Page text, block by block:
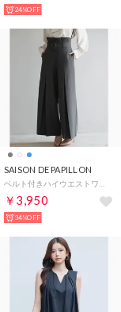
24%OFF
SAISON DE PAPILLON
￥3,950
34%OFF